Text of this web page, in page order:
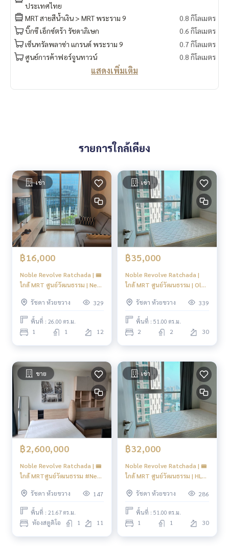
#Nook
ประเทศไทย
MRT สายสีน้ำเงิน > MRT พระราม 9
0.8 กิโลเมตร
บิ๊กซี เอ็กซ์ตร้า รัชดาภิเษก
0.6 กิโลเมตร
เซ็นทรัลพลาซ่า แกรนด์ พระราม 9
0.7 กิโลเมตร
ศูนย์การค้าฟอร์จูนทาวน์
0.8 กิโลเมตร
แสดงเพิ่มเติม
รายการใกล้เคียง
เช่า
฿16,000
Noble Revolve Ratchada | 🚝
ใกล้ MRT ศูนย์วัฒนธรรม | New
รัชดา ห้วยขวาง
329
พื้นที่ : 26.00 ตร.ม.
1 1 12
เช่า
฿35,000
Noble Revolve Ratchada |
ใกล้ MRT ศูนย์วัฒนธรรม | Old
รัชดา ห้วยขวาง
339
พื้นที่ : 51.00 ตร.ม.
2 2 30
ขาย
฿2,600,000
Noble Revolve Ratchada | 🚝
ใกล้ MRTศูนย์วัฒนธรรม #New
รัชดา ห้วยขวาง
147
พื้นที่ : 21.67 ตร.ม.
ห้องสตูดิโอ 1 11
เช่า
฿32,000
Noble Revolve Ratchada | 🚝
ใกล้ MRT ศูนย์วัฒนธรรม | HL
รัชดา ห้วยขวาง
286
พื้นที่ : 51.00 ตร.ม.
1 1 30